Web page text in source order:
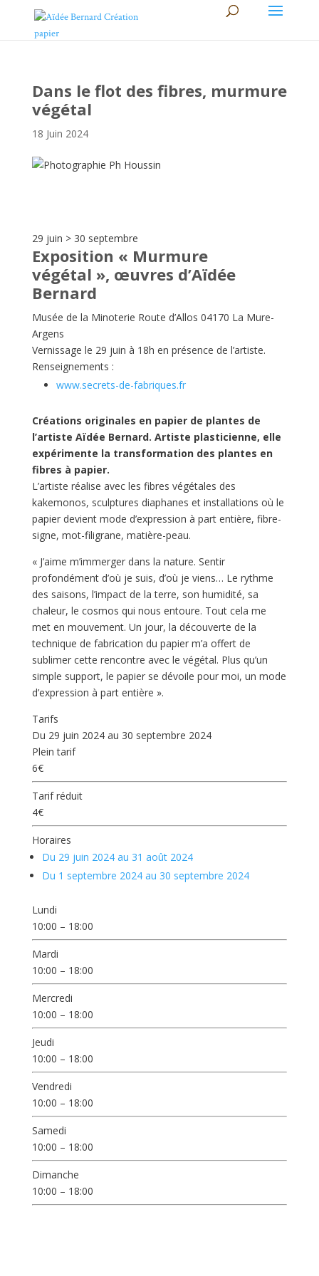
Dans le flot des fibres, murmure
végétal
18 Juin 2024
29 juin > 30 septembre
Exposition « Murmure
végétal », œuvres d’Aïdée
Bernard
Musée de la Minoterie Route d’Allos 04170 La Mure-
Argens
Vernissage le 29 juin à 18h en présence de l’artiste.
Renseignements :
www.secrets-de-fabriques.fr
Créations originales en papier de plantes de
l’artiste Aïdée Bernard. Artiste plasticienne, elle
expérimente la transformation des plantes en
fibres à papier.
L’artiste réalise avec les fibres végétales des
kakemonos, sculptures diaphanes et installations où le
papier devient mode d’expression à part entière, fibre-
signe, mot-filigrane, matière-peau.
« J’aime m’immerger dans la nature. Sentir
profondément d’où je suis, d’où je viens… Le rythme
des saisons, l’impact de la terre, son humidité, sa
chaleur, le cosmos qui nous entoure. Tout cela me
met en mouvement. Un jour, la découverte de la
technique de fabrication du papier m’a offert de
sublimer cette rencontre avec le végétal. Plus qu’un
simple support, le papier se dévoile pour moi, un mode
d’expression à part entière ».
Tarifs
Du 29 juin 2024 au 30 septembre 2024
Plein tarif
6€
Tarif réduit
4€
Horaires
Du 29 juin 2024 au 31 août 2024
Du 1 septembre 2024 au 30 septembre 2024
Lundi
10:00 – 18:00
Mardi
10:00 – 18:00
Mercredi
10:00 – 18:00
Jeudi
10:00 – 18:00
Vendredi
10:00 – 18:00
Samedi
10:00 – 18:00
Dimanche
10:00 – 18:00